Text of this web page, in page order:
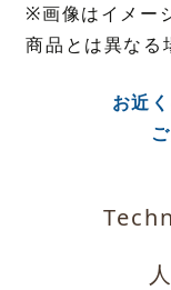
※画像はイメー
商品とは異なる
お近